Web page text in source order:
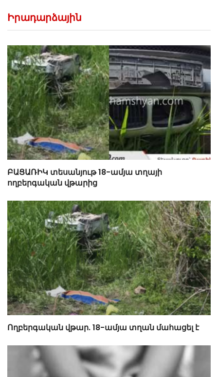
Իրադարձային
ԲԱՑԱՌԻԿ տեսանյութ 18-ամյա տղայի
ողբերգական վթարից
Ողբերգական վթար. 18-ամյա տղան մահացել է